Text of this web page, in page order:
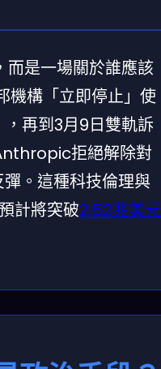
是一場關於誰應該
機構「立即停止」使
再到3月9日雙軌訴
拒絕解除對
。這種科技倫理與
計將突破2.52兆美元